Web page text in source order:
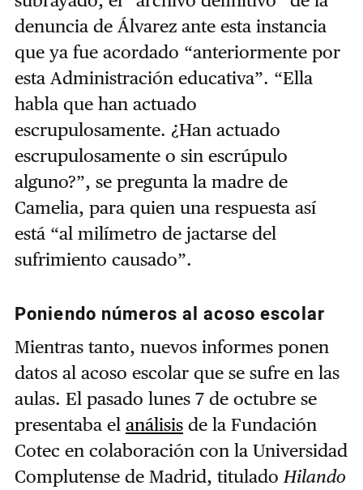
denuncia de Álvarez ante esta instancia
que ya fue acordado “anteriormente por
esta Administración educativa”. “Ella
habla que han actuado
escrupulosamente. ¿Han actuado
escrupulosamente o sin escrúpulo
alguno?”, se pregunta la madre de
Camelia, para quien una respuesta así
está “al milímetro de jactarse del
sufrimiento causado”.
Poniendo números al acoso escolar
Mientras tanto, nuevos informes ponen
datos al acoso escolar que se sufre en las
aulas. El pasado lunes 7 de octubre se
presentaba el análisisde la Fundación
Cotec en colaboración con la Universidad
Complutense de Madrid, titulado Hilando